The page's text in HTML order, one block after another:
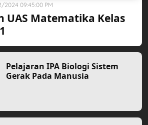
2024 09:45:00 PM
UAS Matematika Kelas
Pelajaran IPA Biologi Sistem
Gerak Pada Manusia